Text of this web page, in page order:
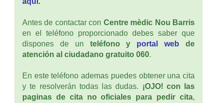
Antes de contactar con Centre mèdic Nou Barris
en el teléfono proporcionado debes saber que
dispones de un teléfono y portal web de
atención al ciudadano gratuito 060.
En este teléfono ademas puedes obtener una cita
y te resolverán todas las dudas. ¡OJO! con las
paginas de cita no oficiales para pedir cita,